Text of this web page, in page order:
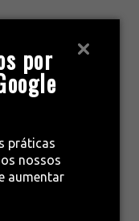
por
práticas
nossos
aumentar